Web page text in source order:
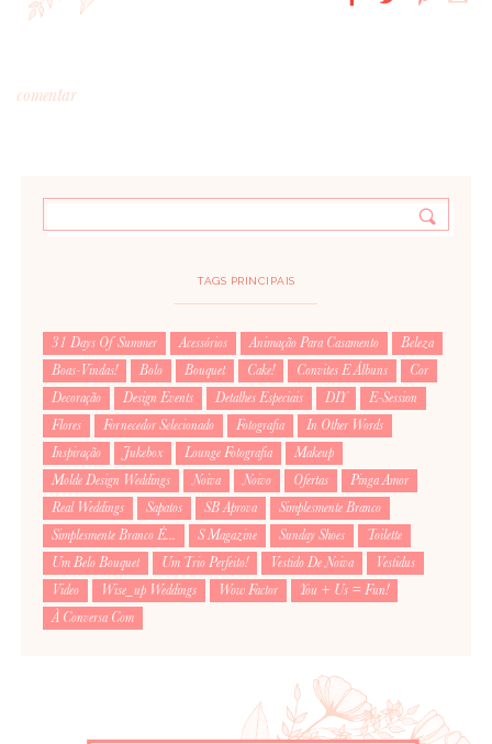
comentar
TAGS PRINCIPAIS
31 Days Of Summer Acessórios Animação Para Casamento
Beleza
Boas-Vindas!
Bolo Bouquet Cake! Convites E Álbuns
Cor
Decoração
Design Events Detalhes Especiais DIY
E-Session
Flores
Fornecedor Selecionado Fotografia
In Other Words
Inspiração
Jukebox Lounge Fotografia
Makeup
Molde Design Weddings
Noiva Noivo Ofertas
Pinga Amor
Real Weddings
Sapatos SB Aprova
Simplesmente Branco
Simplesmente Branco É...
S Magazine Sunday Shoes
Toilette
Um Belo Bouquet
Um Trio Perfeito! Vestido De Noiva
Vestidus
Video
Wise_up Weddings Wow Factor
You + Us = Fun!
À Conversa Com